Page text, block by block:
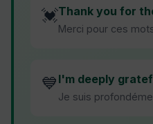
💓Thank you for
Merci pour ces
💙 I'm deeply
Je suis